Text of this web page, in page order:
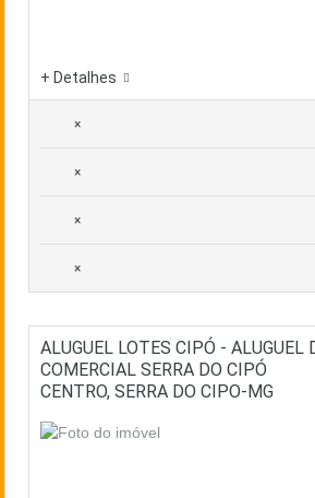
+ Detalhes
×
×
×
×
ALUGUEL LOTES CIPÓ - ALUGUEL
COMERCIAL SERRA DO CIPÓ
CENTRO, SERRA DO CIPO-MG